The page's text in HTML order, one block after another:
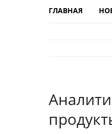
ГЛАВНАЯ